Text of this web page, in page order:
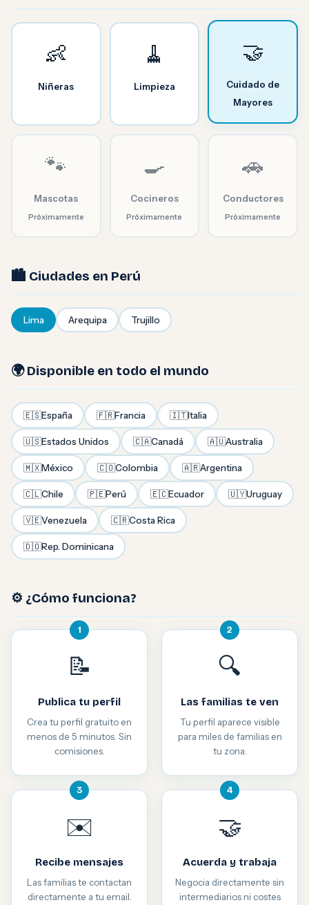
👶
Niñeras
🧹
Limpieza
🤝
Cuidado de
Mayores
🐾
Mascotas
Próximamente
🍳
Cocineros
Próximamente
🚗
Conductores
Próximamente
🏙️ Ciudades en Perú
Lima Arequipa Trujillo
🌍 Disponible en todo el mundo
🇪🇸España 🇫🇷Francia 🇮🇹Italia
🇺🇸Estados Unidos 🇨🇦Canadá 🇦🇺Australia
🇲🇽México 🇨🇴Colombia 🇦🇷Argentina
🇨🇱Chile 🇵🇪Perú 🇪🇨Ecuador 🇺🇾Uruguay
🇻🇪Venezuela 🇨🇷Costa Rica
🇩🇴Rep. Dominicana
⚙️ ¿Cómo funciona?
1
📝
Publica tu perfil
Crea tu perfil gratuito en
menos de 5 minutos. Sin
comisiones.
2
🔍
Las familias te ven
Tu perfil aparece visible
para miles de familias en
tu zona.
3
✉️
Recibe mensajes
Las familias te contactan
directamente a tu email.
4
🤝
Acuerda y trabaja
Negocia directamente sin
intermediarios ni costes